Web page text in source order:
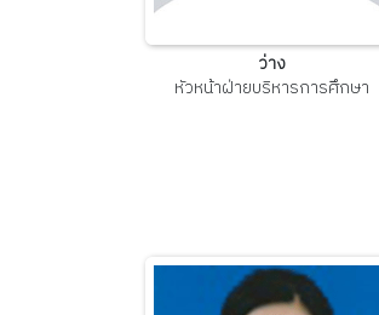
ว่าง
หัวหน้าฝ่ายบริหารการศึกษา